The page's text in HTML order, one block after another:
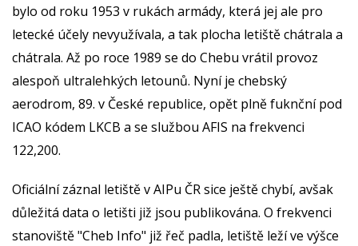
bylo od roku 1953 v rukách armády, která jej ale pro
letecké účely nevyužívala, a tak plocha letiště chátrala a
chátrala. Až po roce 1989 se do Chebu vrátil provoz
alespoň ultralehkých letounů. Nyní je chebský
aerodrom, 89. v České republice, opět plně fuknční pod
ICAO kódem LKCB a se službou AFIS na frekvenci
122,200.
Oficiální záznal letiště v AIPu ČR sice ještě chybí, avšak
důležitá data o letišti již jsou publikována. O frekvenci
stanoviště "Cheb Info" již řeč padla, letiště leží ve výšce